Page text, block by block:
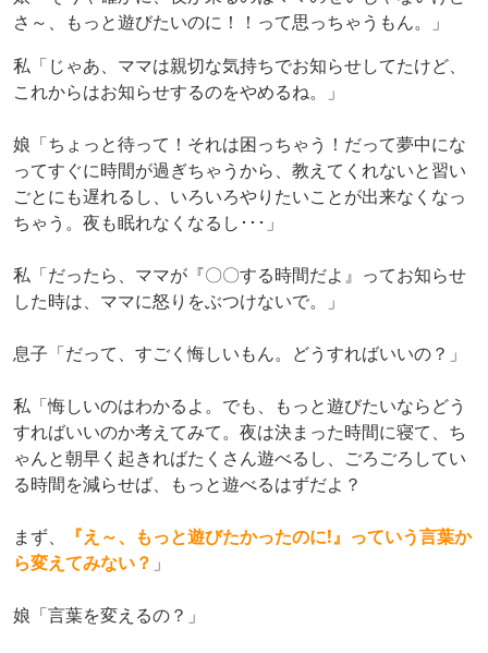
さ～、もっと遊びたいのに！！って思っちゃうもん。」
私「じゃあ、ママは親切な気持ちでお知らせしてたけど、
これからはお知らせするのをやめるね。」
娘「ちょっと待って！それは困っちゃう！だって夢中にな
ってすぐに時間が過ぎちゃうから、教えてくれないと習い
ごとにも遅れるし、いろいろやりたいことが出来なくなっ
ちゃう。夜も眠れなくなるし･･･」
私「だったら、ママが『〇〇する時間だよ』ってお知らせ
した時は、ママに怒りをぶつけないで。」
息子「だって、すごく悔しいもん。どうすればいいの？」
私「悔しいのはわかるよ。でも、もっと遊びたいならどう
すればいいのか考えてみて。夜は決まった時間に寝て、ち
ゃんと朝早く起きればたくさん遊べるし、ごろごろしてい
る時間を減らせば、もっと遊べるはずだよ？
まず、
『え～、もっと遊びたかったのに!』っていう言葉か
ら変えてみない？ 」
娘「言葉を変えるの？」